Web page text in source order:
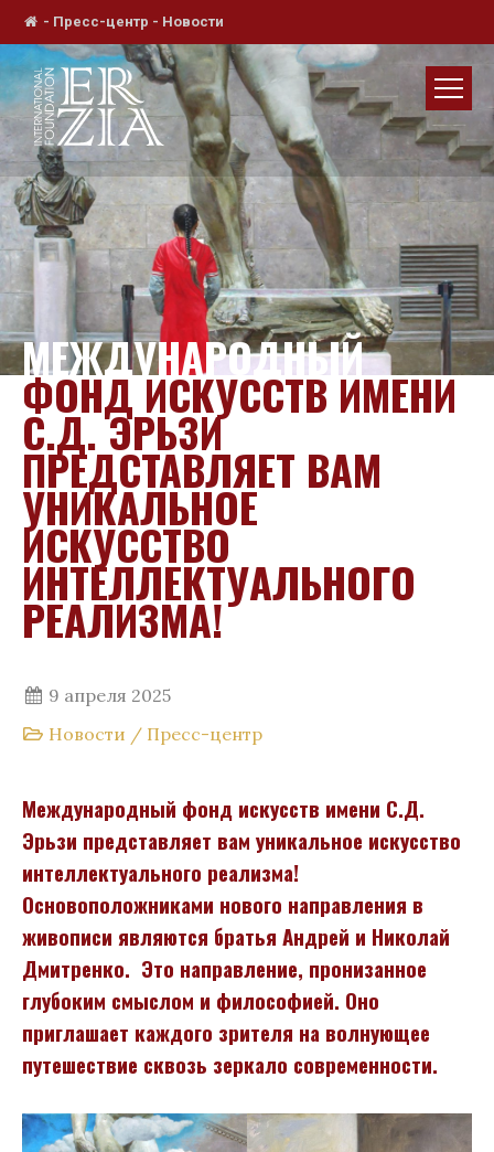
- Пресс-центр - Новости
МЕЖДУНАРОДНЫЙ
ФОНД ИСКУССТВ ИМЕНИ
С.Д. ЭРЬЗИ
ПРЕДСТАВЛЯЕТ ВАМ
УНИКАЛЬНОЕ
ИСКУССТВО
ИНТЕЛЛЕКТУАЛЬНОГО
РЕАЛИЗМА!
9 апреля 2025
Новости / Пресс-центр
Международный фонд искусств имени С.Д.
Эрьзи представляет вам уникальное искусство
интеллектуального реализма!
Основоположниками нового направления в
живописи являются братья Андрей и Николай
Дмитренко. Это направление, пронизанное
глубоким смыслом и философией. Оно
приглашает каждого зрителя на волнующее
путешествие сквозь зеркало современности.